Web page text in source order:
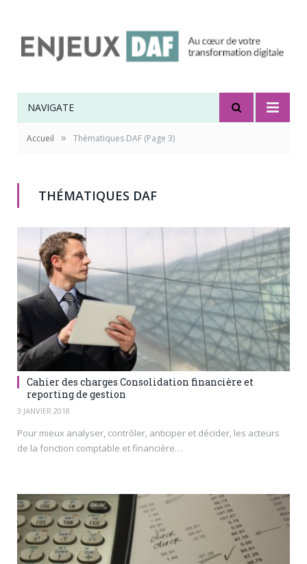
NAVIGATE
Accueil » Thématiques DAF (Page 3)
THÉMATIQUES DAF
Cahier des charges Consolidation financière et
reporting de gestion
3 JANVIER 2018
Pour mieux analyser, contrôler, anticiper et décider, les acteurs
de la fonction comptable et financière…